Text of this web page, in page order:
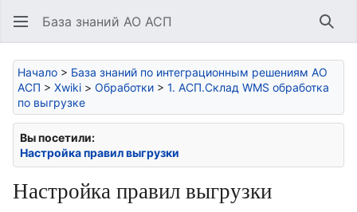
База знаний АО АСП
Начало > База знаний по интеграционным решениям АО
АСП > Xwiki > Обработки > 1. АСП.Склад WMS обработка
по выгрузке
Вы посетили:
Настройка правил выгрузки
Настройка правил выгрузки